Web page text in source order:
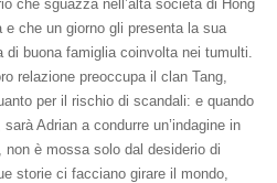
che sguazza nell’alta società di Hong
e che un giorno gli presenta la sua
buona famiglia coinvolta nei tumulti.
relazione preoccupa il clan Tang,
per il rischio di scandali: e quando
Adrian a condurre un’indagine in
non è mossa solo dal desiderio di
storie ci facciano girare il mondo,